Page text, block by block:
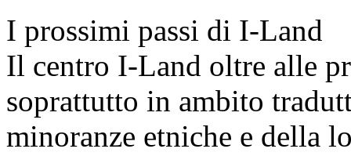
I prossimi passi di I-Land
Il centro I-Land oltre alle
soprattutto in ambito
minoranze etniche e della